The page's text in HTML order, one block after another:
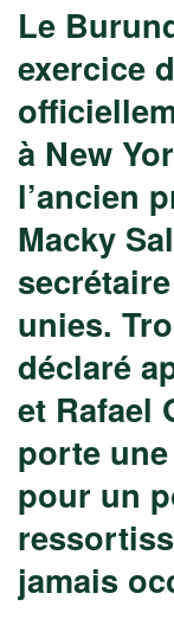
Le
exercice
à New
l’ancien
Macky
unies.
déclaré
et Rafael
porte
pour un
jamais